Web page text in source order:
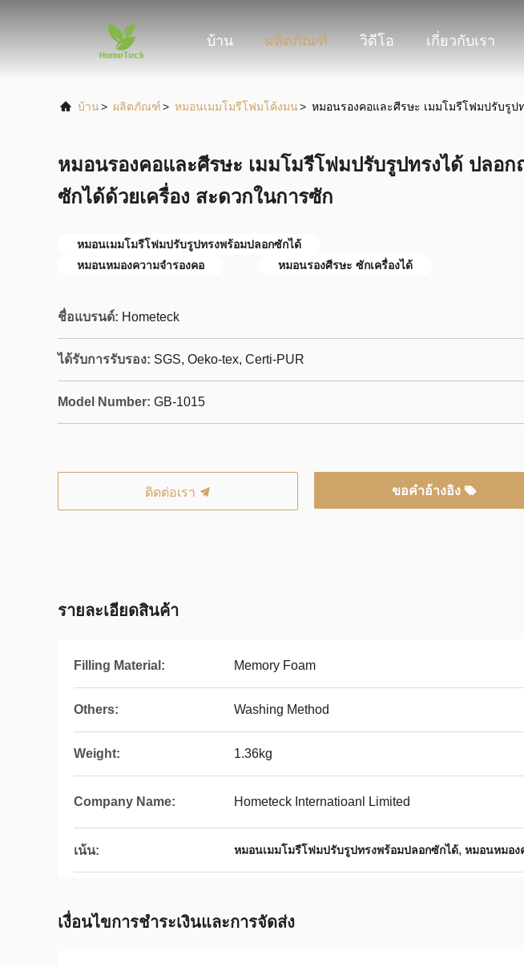
บ้าน ผลิตภัณฑ์ วิดีโอ เกี่ยวกับเรา
บ้าน> ผลิตภัณฑ์> หมอนเมมโมรีโฟมโค้งมน> หมอนรองคอและศีรษะ เมมโมรีโฟมปรับรูป
หมอนรองคอและศีรษะ เมมโมรีโฟมปรับรูปทรงได้ ปลอก
ซักได้ด้วยเครื่อง สะดวกในการซัก
หมอนเมมโมรีโฟมปรับรูปทรงพร้อมปลอกซักได้
หมอนหมองความจํารองคอ
หมอนรองศีรษะ ซักเครื่องได้
ชื่อแบรนด์: Hometeck
ได้รับการรับรอง: SGS, Oeko-tex, Certi-PUR
Model Number: GB-1015
ติดต่อเรา ขอคําอ้างอิง
รายละเอียดสินค้า
Filling Material: Memory Foam
Others: Washing Method
Weight: 1.36kg
Company Name: Hometeck Internatioanl Limited
เน้น: หมอนเมมโมรีโฟมปรับรูปทรงพร้อมปลอกซักได้, หมอนหมอง
เงื่อนไขการชําระเงินและการจัดส่ง